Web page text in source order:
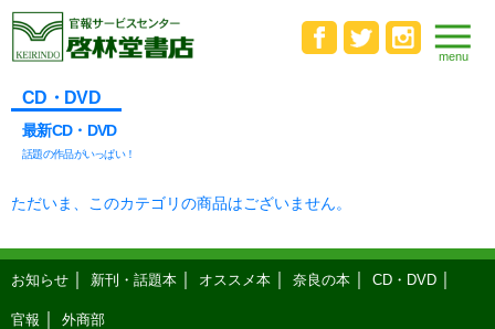
CD・DVD
最新CD・DVD
話題の作品がいっぱい！
ただいま、このカテゴリの商品はございません。
お知らせ 新刊・話題本 オススメ本 奈良の本 CD・DVD
官報 外商部